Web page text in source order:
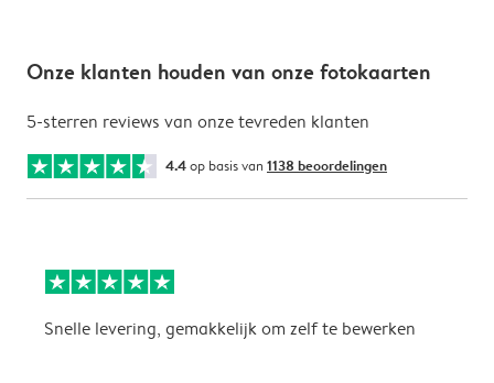
Onze klanten houden van onze fotokaarten
5-sterren reviews van onze tevreden klanten
4.4op basis van 1138 beoordelingen
Snelle levering, gemakkelijk om zelf te bewerken